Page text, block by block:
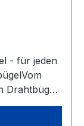
- für jeden
Drahtbügel.